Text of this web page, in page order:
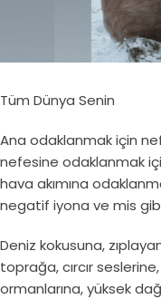
Tüm Dünya Senin
Ana odaklanmak için
nefesine odaklanmak
hava akımına
negatif iyona ve mis
Deniz kokusuna,
toprağa, cırcır
ormanlarına, yüksek